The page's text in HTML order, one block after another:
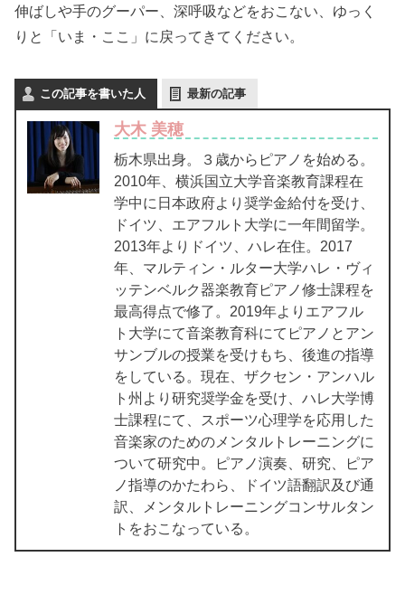
伸ばしや手のグーパー、深呼吸などをおこない、ゆっく
りと「いま・ここ」に戻ってきてください。
この記事を書いた人 最新の記事
大木 美穂
栃木県出身。３歳からピアノを始める。
2010年、横浜国立大学音楽教育課程在
学中に日本政府より奨学金給付を受け、
ドイツ、エアフルト大学に一年間留学。
2013年よりドイツ、ハレ在住。2017
年、マルティン・ルター大学ハレ・ヴィ
ッテンベルク器楽教育ピアノ修士課程を
最高得点で修了。2019年よりエアフル
ト大学にて音楽教育科にてピアノとアン
サンブルの授業を受けもち、後進の指導
をしている。現在、ザクセン・アンハル
ト州より研究奨学金を受け、ハレ大学博
士課程にて、スポーツ心理学を応用した
音楽家のためのメンタルトレーニングに
ついて研究中。ピアノ演奏、研究、ピア
ノ指導のかたわら、ドイツ語翻訳及び通
訳、メンタルトレーニングコンサルタン
トをおこなっている。